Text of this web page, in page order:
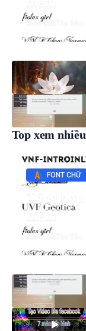
Đình Đức
Top xem nhiều
FONT CHỮ
Tổng
hiếm
Đình Đức